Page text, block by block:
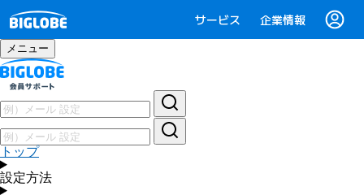
サービス 企業情報
メニュー
トップ
設定方法